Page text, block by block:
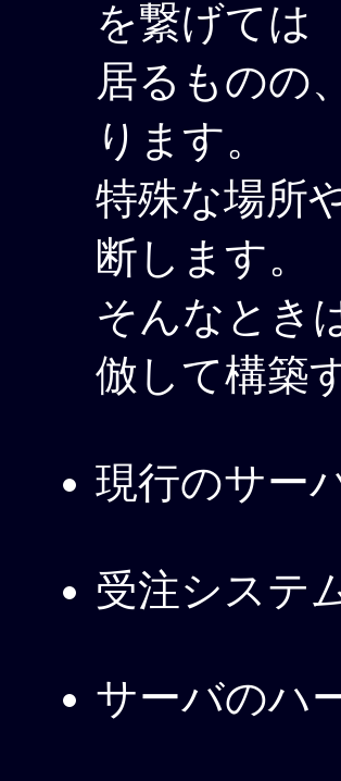
を繋げては
居るものの
ります。
特殊な場所
断します。
そんなとき
倣して構築
現行のサー
受注システ
サーバのハ